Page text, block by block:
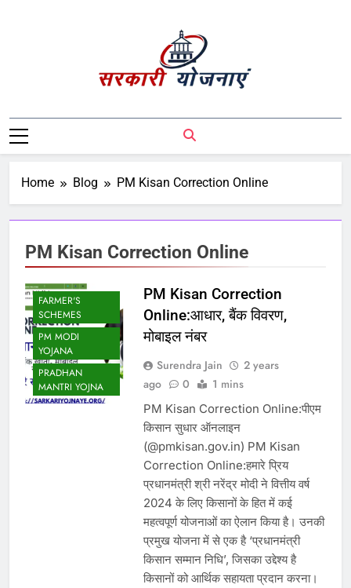
Sarkari Yojnaye
सरकारी योजनाएं | Central Government
Schemes | State Government Schemes |
Home Blog PM Kisan Correction Online
PM Kisan Correction Online
FARMER'S
SCHEMES
PM MODI
YOJANA
PRADHAN
MANTRI YOJNA
PM Kisan Correction
Online:आधार, बैंक विवरण,
मोबाइल नंबर
Surendra Jain
2 years
ago
0 1 mins
PM Kisan Correction Online:पीएम
किसान सुधार ऑनलाइन
(@pmkisan.gov.in) PM Kisan
Correction Online:हमारे प्रिय
प्रधानमंत्री श्री नरेंद्र मोदी ने वित्तीय वर्ष
2024 के लिए किसानों के हित में कई
महत्वपूर्ण योजनाओं का ऐलान किया है। उनकी
प्रमुख योजना में से एक है ‘प्रधानमंत्री
किसान सम्मान निधि’, जिसका उद्देश्य है
किसानों को आर्थिक सहायता प्रदान करना।